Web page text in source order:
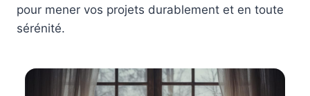
pour mener vos projets durablement et en toute
sérénité.